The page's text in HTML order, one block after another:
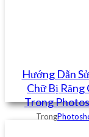
Hướng Dẫn
Chữ Bị Răng
Trong
Trong